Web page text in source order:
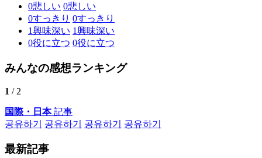
0悲しい 0悲しい
0すっきり 0すっきり
1興味深い 1興味深い
0役に立つ 0役に立つ
みんなの感想ランキング
1 / 2
国際・日本記事
공유하기
공유하기 공유하기 공유하기
最新記事